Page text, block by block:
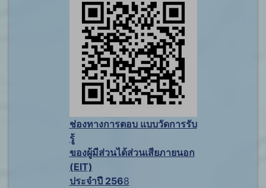
ช่องทางการตอบ แบบวัดการรับ
รู้
ของผู้มีส่วนได้ส่วนเสียภายนอก
(EIT)
ประจำปี 2568